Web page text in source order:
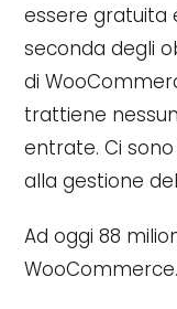
essere gratuita
seconda degli
di
trattiene
entrate. Ci
alla gestione
Ad oggi 88
WooCommerce.